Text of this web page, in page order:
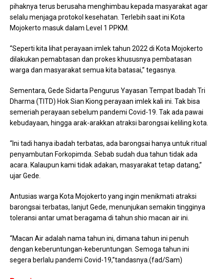
pihaknya terus berusaha menghimbau kepada masyarakat agar
selalu menjaga protokol kesehatan. Terlebih saat ini Kota
Mojokerto masuk dalam Level 1 PPKM.
“Seperti kita lihat perayaan imlek tahun 2022 di Kota Mojokerto
dilakukan pemabtasan dan prokes khususnya pembatasan
warga dan masyarakat semua kita batasai,” tegasnya.
Sementara, Gede Sidarta Pengurus Yayasan Tempat Ibadah Tri
Dharma (TITD) Hok Sian Kiong perayaan imlek kali ini. Tak bisa
semeriah perayaan sebelum pandemi Covid-19. Tak ada pawai
kebudayaan, hingga arak-arakkan atraksi barongsai keliling kota.
“Ini tadi hanya ibadah terbatas, ada barongsai hanya untuk ritual
penyambutan Forkopimda. Sebab sudah dua tahun tidak ada
acara. Kalaupun kami tidak adakan, masyarakat tetap datang,”
ujar Gede.
Antusias warga Kota Mojokerto yang ingin menikmati atraksi
barongsai terbatas, lanjut Gede, menunjukan semakin tingginya
toleransi antar umat beragama di tahun shio macan air ini.
“Macan Air adalah nama tahun ini, dimana tahun ini penuh
dengan keberuntungan-keberuntungan. Semoga tahun ini
segera berlalu pandemi Covid-19,”tandasnya.(fad/Sam)